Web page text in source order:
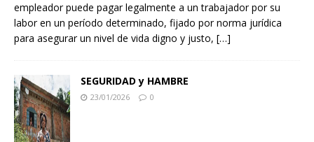
empleador puede pagar legalmente a un trabajador por su
labor en un período determinado, fijado por norma jurídica
para asegurar un nivel de vida digno y justo, […]
SEGURIDAD y HAMBRE
23/01/2026 0